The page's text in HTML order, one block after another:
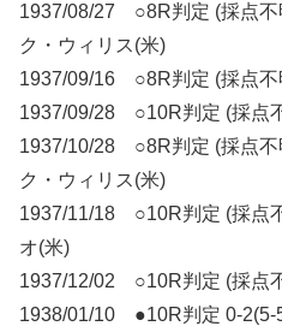
1937/08/27 ○8R判定 (採点
ク・ウィリス(米)
1937/09/16 ○8R判定 (採点
1937/09/28 ○10R判定 (採点
1937/10/28 ○8R判定 (採点
ク・ウィリス(米)
1937/11/18 ○10R判定 (採点
オ(米)
1937/12/02 ○10R判定 (採点
1938/01/10 ●10R判定 0-